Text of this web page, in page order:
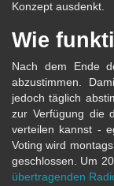
Konzept ausdenkt.
Wie
Nach dem Ende
abzustimmen.
jedoch täglich
zur Verfügung die
verteilen kannst -
Voting wird
geschlossen. Um
übertragenden